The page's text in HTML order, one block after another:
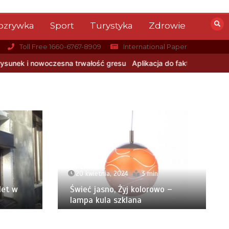
Sport Turystyka Zdrowie
Toll Free 1660-6767-8909 International Paper
gresu Aplikacja do fakturowania terenowego — rozwiązanie
w
20 kwietnia, 2024 3 min
Świeć jasno, Żyj kolorowo –
lampa kula szklana